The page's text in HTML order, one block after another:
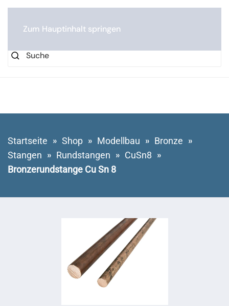
Zum Hauptinhalt springen
Startseite Shop Modellbau
Bronze
Stangen
Rundstangen
CuSn8
Bronzerundstange Cu Sn 8